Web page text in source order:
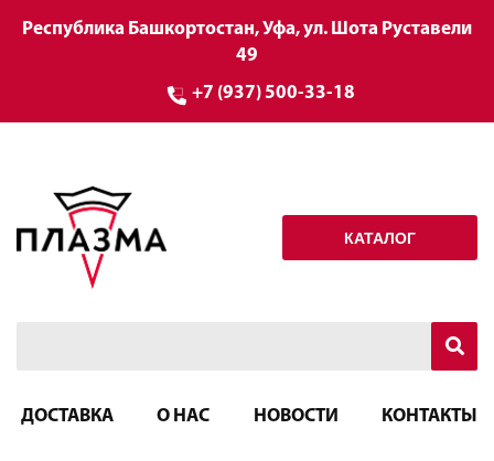
Республика Башкортостан, Уфа, ул. Шота Руставели
49
+7 (937) 500-33-18
КАТАЛОГ
ДОСТАВКА О НАС НОВОСТИ КОНТАКТЫ